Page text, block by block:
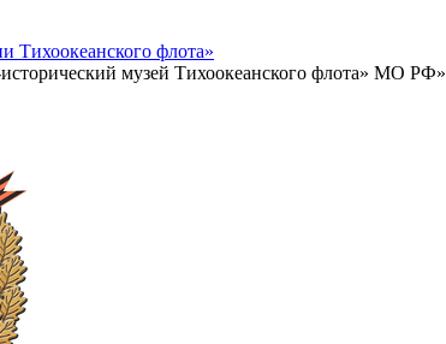
Тихоокеанского флота»
музей Тихоокеанского флота» МО РФ»